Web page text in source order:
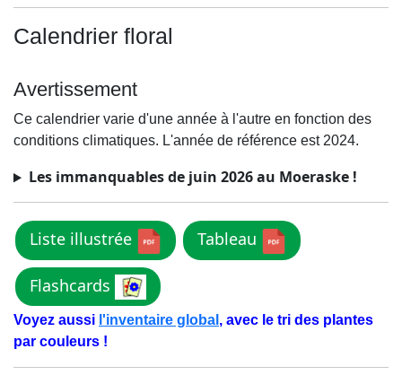
Calendrier floral
Avertissement
Ce calendrier varie d'une année à l'autre en fonction des
conditions climatiques. L'année de référence est 2024.
Les immanquables de juin 2026 au Moeraske !
Liste illustrée Tableau
Flashcards
Voyez aussi l'inventaire global , avec le tri des plantes
par couleurs !